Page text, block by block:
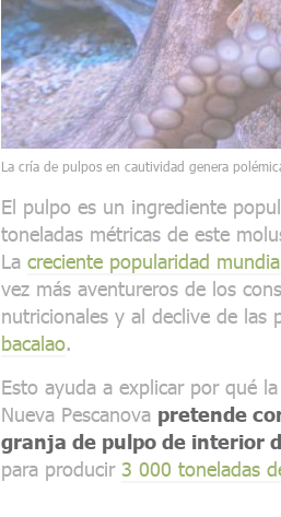
La cría de pulpos en cautividad genera
El pulpo es un ingrediente
toneladas métricas de este
La creciente popularidad
vez más aventureros de los
nutricionales y al declive de las
bacalao.
Esto ayuda a explicar por qué
Nueva Pescanova pretende
granja de pulpo de interior
para producir 3 000 toneladas